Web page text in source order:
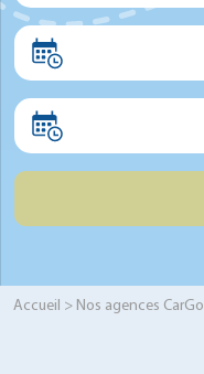
Voiture
Accueil > Nos agences CarGo